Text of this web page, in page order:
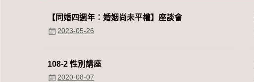
【同婚四週年：婚姻尚未平權】座談會
2023-05-26
108-2 性別講座
2020-08-07